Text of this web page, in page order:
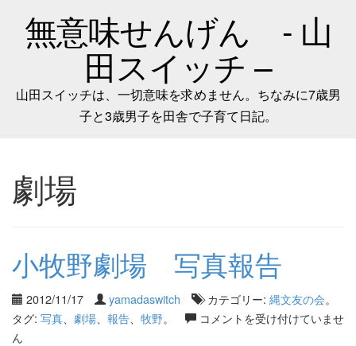
無意味せんげん - 山
田スイッチ –
山田スイッチは、一切意味を求めません。ちなみに7歳男
子と3歳男子を田舎で子育て日記。
劇場
小牧野劇場 写真報告
2012/11/17 yamadaswitch カテゴリー: 縄文友の会。
タグ: 写真 劇場 報告 牧野。
コメントを受け付けていませ
ん